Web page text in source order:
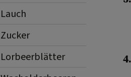
Lauch
Zucker
Lorbeerblätter